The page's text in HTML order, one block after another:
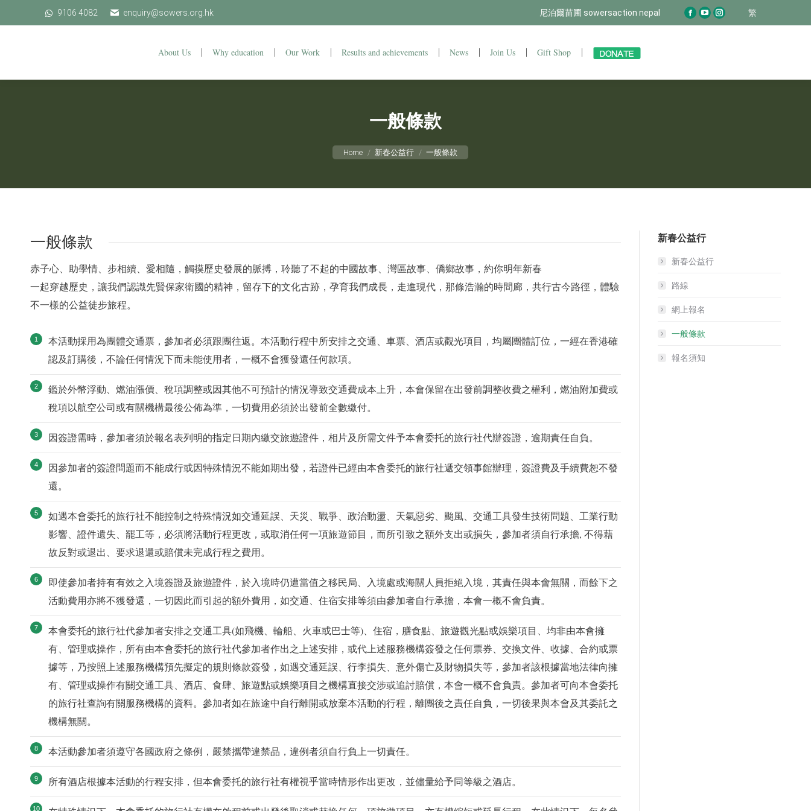
9106 4082 enquiry@sowers.org.hk 尼泊爾苗圃 sowersaction nepal
Facebook
window
YouTube
window
Instagram
window
繁
About Us Why education Our Work Results and achievements News Join Us Gift Shop
一般條款
Home 新春公益行 一般條款
一般條款
赤子心、助學情、步相續、愛相隨，觸摸歷史發展的脈搏，聆聽了不起的中國故事、灣區故事、僑鄉故事，約你明年新春
一起穿越歷史，讓我們認識先賢保家衛國的精神，留存下的文化古跡，孕育我們成長，走進現代，那條浩瀚的時間廊，共行古今路徑，體驗
不一樣的公益徒步旅程。
本活動採用為團體交通票，參加者必須跟團往返。本活動行程中所安排之交通、車票、酒店或觀光項目，均屬團體訂位，一經在香港確
認及訂購後，不論任何情況下而未能使用者，一概不會獲發還任何款項。
鑑於外幣浮動、燃油漲價、稅項調整或因其他不可預計的情況導致交通費成本上升，本會保留在出發前調整收費之權利，燃油附加費或
稅項以航空公司或有關機構最後公佈為準，一切費用必須於出發前全數繳付。
因簽證需時，參加者須於報名表列明的指定日期內繳交旅遊證件，相片及所需文件予本會委托的旅行社代辦簽證，逾期責任自負。
因參加者的簽證問題而不能成行或因特殊情況不能如期出發，若證件已經由本會委托的旅行社遞交領事館辦理，簽證費及手續費恕不發
還。
如遇本會委托的旅行社不能控制之特殊情況如交通延誤、天災、戰爭、政治動盪、天氣惡劣、颱風、交通工具發生技術問題、工業行動
影響、證件遺失、罷工等，必須將活動行程更改，或取消任何一項旅遊節目，而所引致之額外支出或損失，參加者須自行承擔, 不得藉
故反對或退出、要求退還或賠償未完成行程之費用。
即使參加者持有有效之入境簽證及旅遊證件，於入境時仍遭當值之移民局、入境處或海關人員拒絕入境，其責任與本會無關，而餘下之
活動費用亦將不獲發還，一切因此而引起的額外費用，如交通、住宿安排等須由參加者自行承擔，本會一概不會負責。
本會委托的旅行社代參加者安排之交通工具(如飛機、輪船、火車或巴士等)、住宿，膳食點、旅遊觀光點或娛樂項目、均非由本會擁
有、管理或操作，所有由本會委托的旅行社代參加者作出之上述安排，或代上述服務機構簽發之任何票券、交換文件、收據、合約或票
據等，乃按照上述服務機構預先擬定的規則條款簽發，如遇交通延誤、行李損失、意外傷亡及財物損失等，參加者該根據當地法律向擁
有、管理或操作有關交通工具、酒店、食肆、旅遊點或娛樂項目之機構直接交涉或追討賠償，本會一概不會負責。參加者可向本會委托
的旅行社查詢有關服務機構的資料。參加者如在旅途中自行離開或放棄本活動的行程，離團後之責任自負，一切後果與本會及其委託之
機構無關。
本活動參加者須遵守各國政府之條例，嚴禁攜帶違禁品，違例者須自行負上一切責任。
所有酒店根據本活動的行程安排，但本會委托的旅行社有權視乎當時情形作出更改，並儘量給予同等級之酒店。
新春公益行
新春公益行
路線
網上報名
一般條款
報名須知
9106 4082 enquiry@sowers.org.hk 尼泊爾苗圃 sowersaction nepal
Facebook
window
YouTube
window
Instagram
window
About Us Why education Our Work Results and achievements News Join Us Gift Shop